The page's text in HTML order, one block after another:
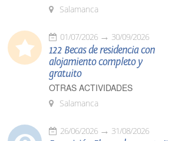
Salamanca
01/07/2026 30/09/2026
122 Becas de residencia con
alojamiento completo y
gratuito
OTRAS ACTIVIDADES
Salamanca
26/06/2026 31/08/2026